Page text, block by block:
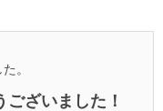
。
ざいました！